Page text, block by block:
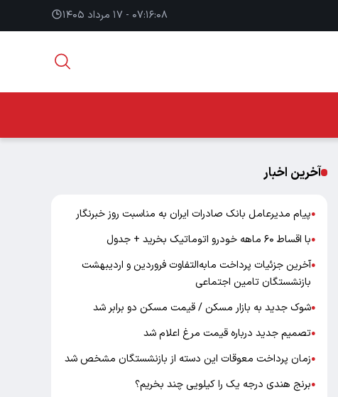
۰۷:۱۶:۰۹ - ۱۷ مرداد ۱۴۰۵
آخرین اخبار
●پیام مدیرعامل بانک صادرات ایران به مناسبت روز خبرنگار
●با اقساط ۶۰ ماهه خودرو اتوماتیک بخرید + جدول
●آخرین جزئیات پرداخت مابه‌التفاوت فروردین و اردیبهشت
بازنشستگان تامین اجتماعی
●شوک جدید به بازار مسکن / قیمت مسکن دو برابر شد
●تصمیم جدید درباره قیمت مرغ اعلام شد
●زمان پرداخت معوقات این دسته از بازنشستگان مشخص شد
●برنج هندی درجه یک را کیلویی چند بخریم؟